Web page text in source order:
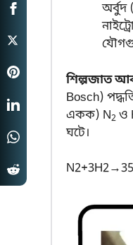
অর্বুদ
শিল্পজাত
Bosch)
একক) N2 ও
ঘটে।
N2+3H2→35